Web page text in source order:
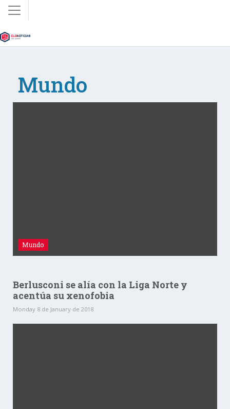
Mundo
Mundo
Berlusconi se alía con la Liga Norte y
acentúa su xenofobia
Monday 8 de January de 2018